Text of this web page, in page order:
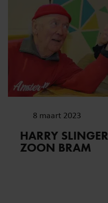
8 maart 2023
HARRY
ZOON BRAM